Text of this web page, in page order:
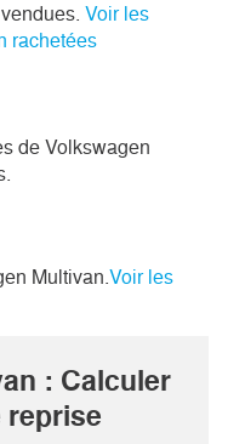
Voir les
rachetées
de Volkswagen
Multivan. Voir les
: Calculer
reprise